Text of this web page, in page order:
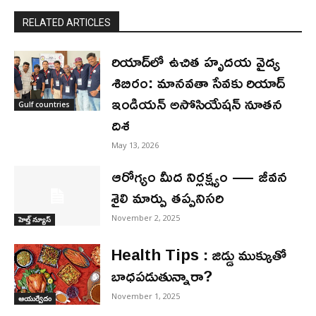
RELATED ARTICLES
Gulf countries
రియాద్‌లో ఉచిత హృదయ వైద్య
శిబిరం: మానవతా సేవకు రియాద్
ఇండియన్ అసోసియేషన్ నూతన
దిశ
May 13, 2026
హెల్త్ న్యూస్
ఆరోగ్యం మీద నిర్లక్ష్యం — జీవన
శైలి మార్పు తప్పనిసరి
November 2, 2025
ఆయుర్వేదం
Health Tips : జిడ్డు ముక్కుతో
బాధపడుతున్నారా?
November 1, 2025